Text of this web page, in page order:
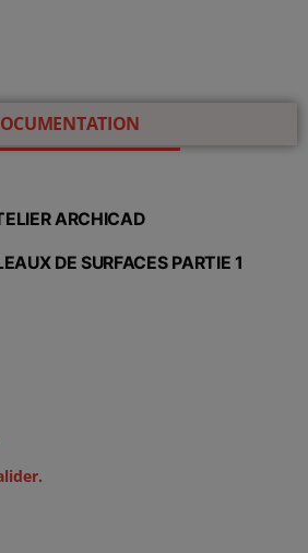
ARCHICAD
DE SURFACES PARTIE 1